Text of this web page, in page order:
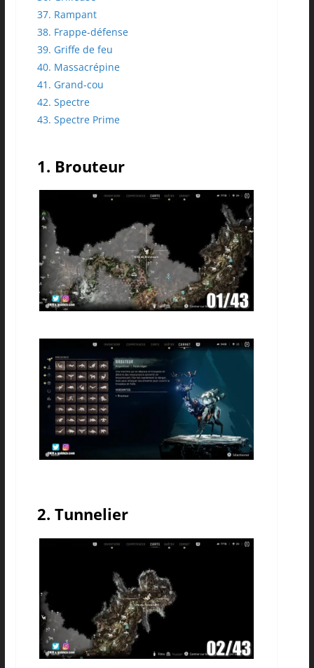
37. Rampant
38. Frappe-défense
39. Griffe de feu
40. Massacrépine
41. Grand-cou
42. Spectre
43. Spectre Prime
1. Brouteur
2. Tunnelier